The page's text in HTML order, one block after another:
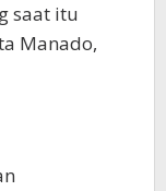
saat itu
Manado,